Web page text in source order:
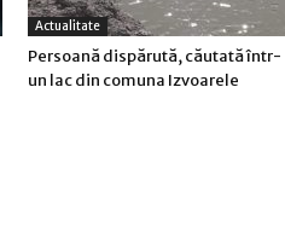
Actualitate
Persoană dispărută, căutată într-
un lac din comuna Izvoarele